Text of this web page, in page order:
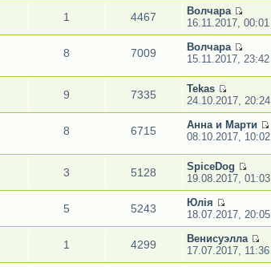
1 4467
Волчара
16.11.2017, 00:01
8 7009
Волчара
15.11.2017, 23:42
9 7335
Tekas
24.10.2017, 20:24
8 6715
Анна и Марти
08.10.2017, 10:02
3 5128
SpiceDog
19.08.2017, 01:03
5 5243
Юлiя
18.07.2017, 20:05
1 4299
Венисуэлла
17.07.2017, 11:36